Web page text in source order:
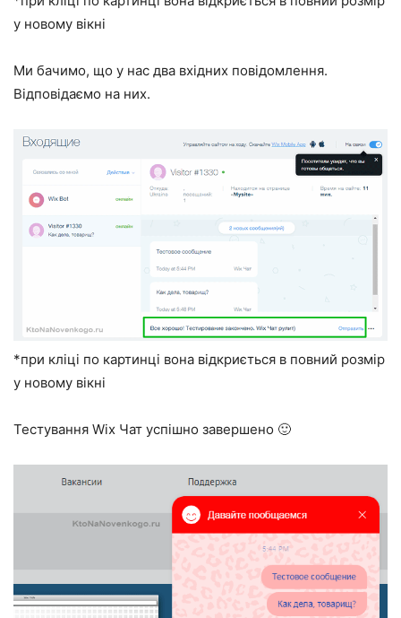
у новому вікні
Ми бачимо, що у нас два вхідних повідомлення.
Відповідаємо на них.
*при кліці по картинці вона відкриється в повний розмір
у новому вікні
Тестування Wix Чат успішно завершено 🙂